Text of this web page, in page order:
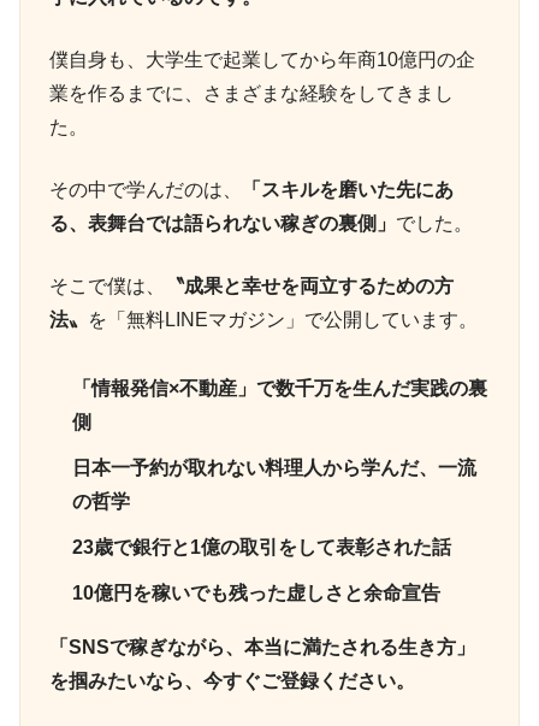
僕自身も、大学生で起業してから年商10億円の企
業を作るまでに、さまざまな経験をしてきまし
た。
その中で学んだのは、
「スキルを磨いた先にあ
る、表舞台では語られない稼ぎの裏側」 でした。
そこで僕は、
〝成果と幸せを両立するための方
法〟
を「無料LINEマガジン」で公開しています。
「情報発信×不動産」で数千万を生んだ実践の裏
側
日本一予約が取れない料理人から学んだ、一流
の哲学
23歳で銀行と1億の取引をして表彰された話
10億円を稼いでも残った虚しさと余命宣告
「SNSで稼ぎながら、本当に満たされる生き方」
を掴みたいなら、今すぐご登録ください。